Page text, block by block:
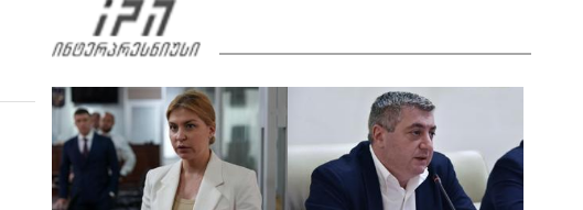
00:34
ვრცელდება ძლიერი მიწისძვრის კადრები -
დაზიანდა შენობები, გაითიშა
ელექტროენერგია, შეფერხდა მეტროს მუშაობა,
მოქალაქეები პანიკამ მოიცვა
ინ­ტერ­ნეტ­ში დრა­მა­ტუ­ლი კად­რე­ბი ვრცელდება,
რომელიც 16 წლის ბიჭის გმირობას ასახავს